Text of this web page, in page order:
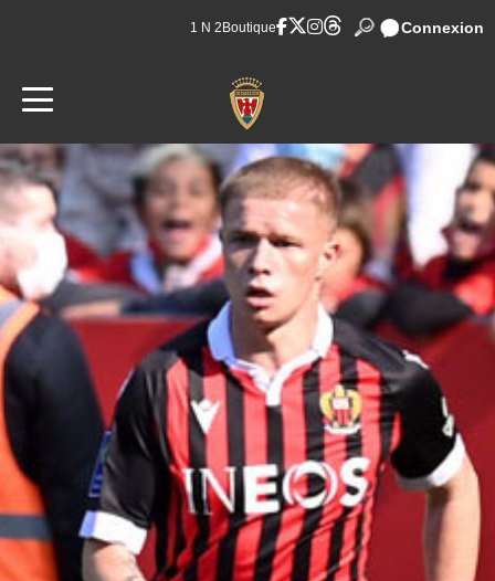
1 N 2 Boutique Connexion